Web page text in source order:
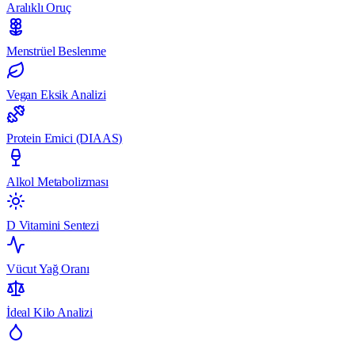
Aralıklı Oruç
Menstrüel Beslenme
Vegan Eksik Analizi
Protein Emici (DIAAS)
Alkol Metabolizması
D Vitamini Sentezi
Vücut Yağ Oranı
İdeal Kilo Analizi